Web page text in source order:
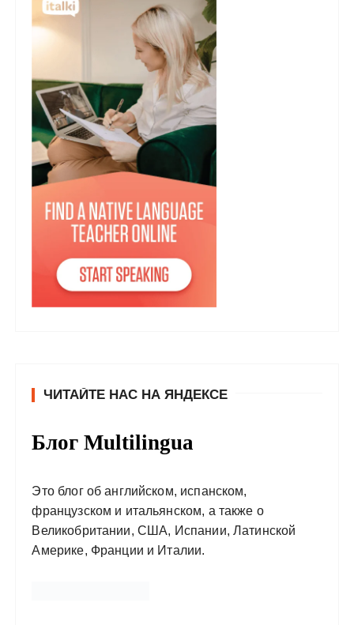
ЧИТАЙТЕ НАС НА ЯНДЕКСЕ
Блог Multilingua
Это блог об английском, испанском,
французском и итальянском, а также о
Великобритании, США, Испании, Латинской
Америке, Франции и Италии.